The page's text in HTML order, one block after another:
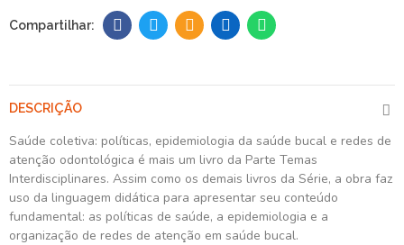
DESCRIÇÃO
Saúde coletiva: políticas, epidemiologia da saúde bucal e redes de
atenção odontológica é mais um livro da Parte Temas
Interdisciplinares. Assim como os demais livros da Série, a obra faz
uso da linguagem didática para apresentar seu conteúdo
fundamental: as políticas de saúde, a epidemiologia e a
organização de redes de atenção em saúde bucal.